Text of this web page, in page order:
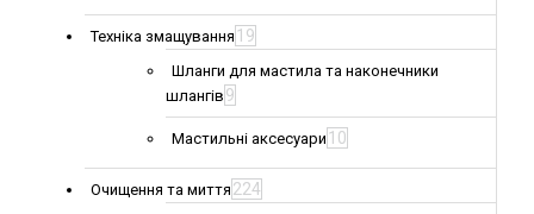
Техніка змащування 19
Шланги для мастила та наконечники
шлангів 9
Мастильні аксесуари 10
Очищення та миття 224